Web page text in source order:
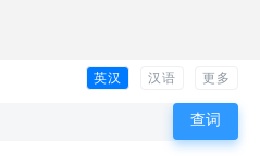
英汉 汉语 更多